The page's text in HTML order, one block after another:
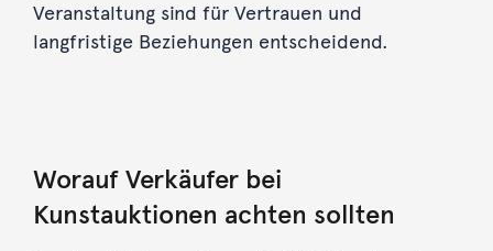
Veranstaltung sind für Vertrauen und
langfristige Beziehungen entscheidend.
Worauf Verkäufer bei
Kunstauktionen achten sollten